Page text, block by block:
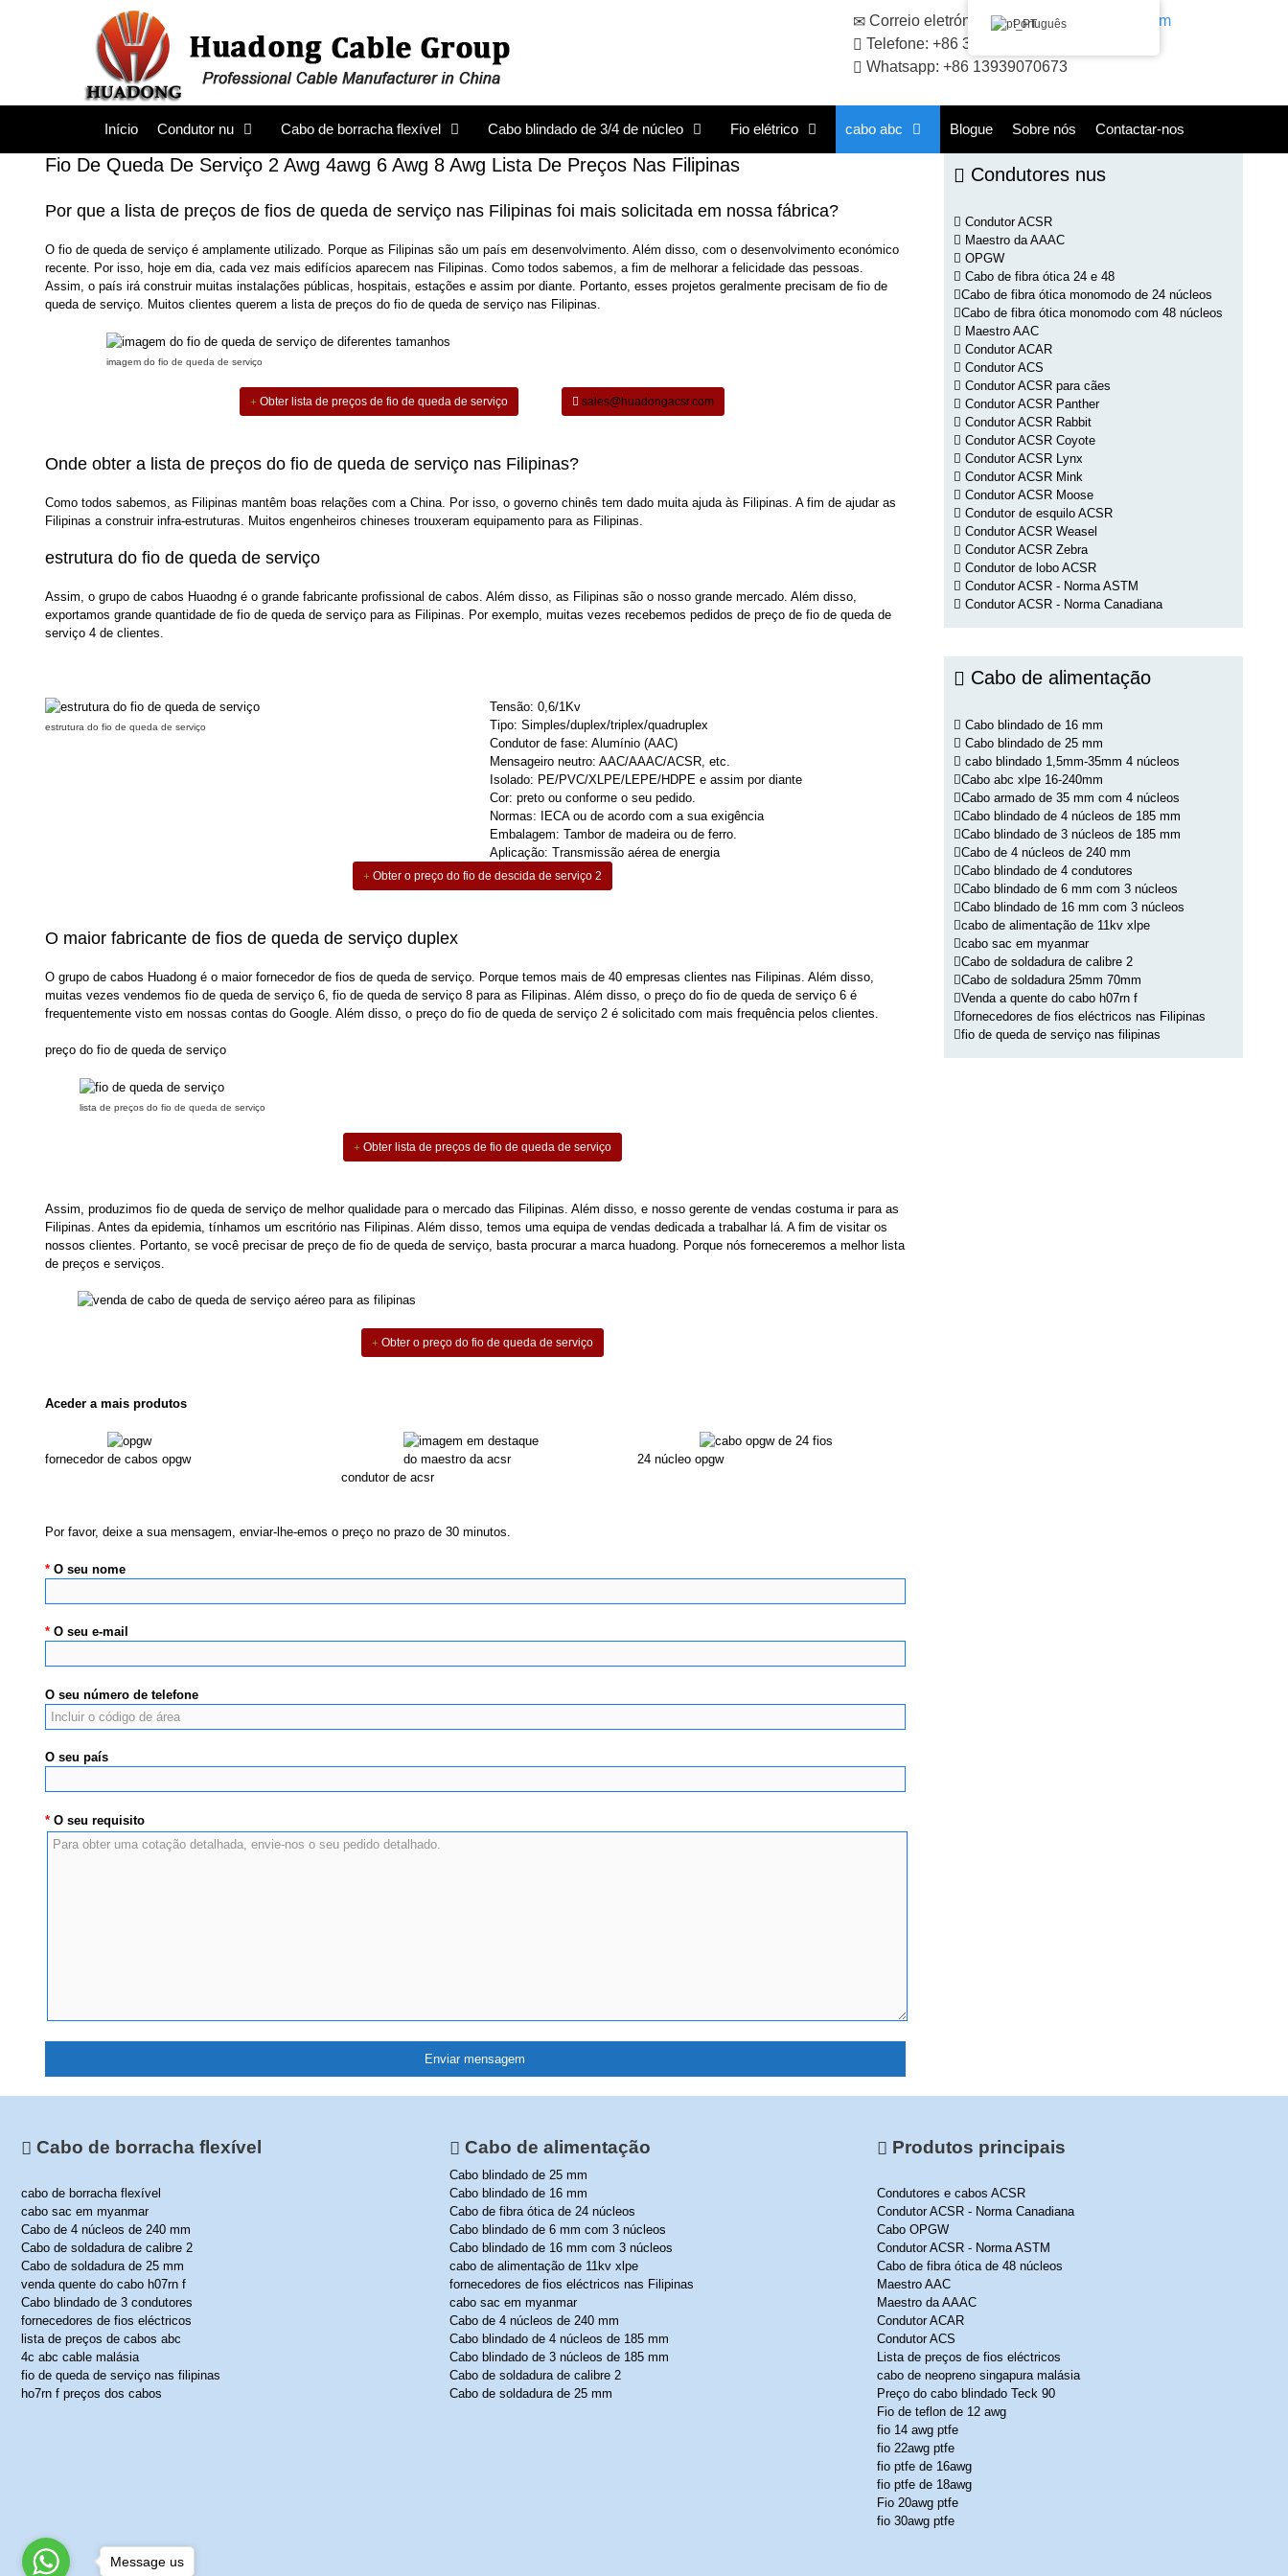
Correio eletrónico:sales@huadongacsr.com
Telefone: +86 371-86230866
Whatsapp: +86 13939070673
Início Condutor nu Cabo de borracha flexível Cabo blindado de 3/4 de núcleo Fio elétrico cabo abc Blogue Sobre nós Contactar-nos
Fio De Queda De Serviço 2 Awg 4awg 6 Awg 8 Awg Lista De Preços Nas Filipinas
Por que a lista de preços de fios de queda de serviço nas Filipinas foi mais solicitada em nossa fábrica?
O fio de queda de serviço é amplamente utilizado. Porque as Filipinas são um país em desenvolvimento. Além disso, com o desenvolvimento económico
recente. Por isso, hoje em dia, cada vez mais edifícios aparecem nas Filipinas. Como todos sabemos, a fim de melhorar a felicidade das pessoas.
Assim, o país irá construir muitas instalações públicas, hospitais, estações e assim por diante. Portanto, esses projetos geralmente precisam de fio de
queda de serviço. Muitos clientes querem a lista de preços do fio de queda de serviço nas Filipinas.
imagem do fio de queda de serviço
Obter lista de preços de fio de queda de serviço sales@huadongacsr.com
Onde obter a lista de preços do fio de queda de serviço nas Filipinas?
Como todos sabemos, as Filipinas mantêm boas relações com a China. Por isso, o governo chinês tem dado muita ajuda às Filipinas. A fim de ajudar as
Filipinas a construir infra-estruturas. Muitos engenheiros chineses trouxeram equipamento para as Filipinas.
estrutura do fio de queda de serviço
Assim, o grupo de cabos Huaodng é o grande fabricante profissional de cabos. Além disso, as Filipinas são o nosso grande mercado. Além disso,
exportamos grande quantidade de fio de queda de serviço para as Filipinas. Por exemplo, muitas vezes recebemos pedidos de preço de fio de queda de
serviço 4 de clientes.
estrutura do fio de queda de serviço
Tensão: 0,6/1Kv
Tipo: Simples/duplex/triplex/quadruplex
Condutor de fase: Alumínio (AAC)
Mensageiro neutro: AAC/AAAC/ACSR, etc.
Isolado: PE/PVC/XLPE/LEPE/HDPE e assim por diante
Cor: preto ou conforme o seu pedido.
Normas: IECA ou de acordo com a sua exigência
Embalagem: Tambor de madeira ou de ferro.
Aplicação: Transmissão aérea de energia
Obter o preço do fio de descida de serviço 2
O maior fabricante de fios de queda de serviço duplex
O grupo de cabos Huadong é o maior fornecedor de fios de queda de serviço. Porque temos mais de 40 empresas clientes nas Filipinas. Além disso,
muitas vezes vendemos fio de queda de serviço 6, fio de queda de serviço 8 para as Filipinas. Além disso, o preço do fio de queda de serviço 6 é
frequentemente visto em nossas contas do Google. Além disso, o preço do fio de queda de serviço 2 é solicitado com mais frequência pelos clientes.
preço do fio de queda de serviço
lista de preços do fio de queda de serviço
Obter lista de preços de fio de queda de serviço
Assim, produzimos fio de queda de serviço de melhor qualidade para o mercado das Filipinas. Além disso, e nosso gerente de vendas costuma ir para as
Filipinas. Antes da epidemia, tínhamos um escritório nas Filipinas. Além disso, temos uma equipa de vendas dedicada a trabalhar lá. A fim de visitar os
nossos clientes. Portanto, se você precisar de preço de fio de queda de serviço, basta procurar a marca huadong. Porque nós forneceremos a melhor lista
de preços e serviços.
Obter o preço do fio de queda de serviço
Aceder a mais produtos
fornecedor de cabos opgw
condutor de acsr
24 núcleo opgw
Por favor, deixe a sua mensagem, enviar-lhe-emos o preço no prazo de 30 minutos.
* O seu nome
* O seu e-mail
O seu número de telefone
O seu país
* O seu requisito
Condutores nus
Condutor ACSR
Maestro da AAAC
OPGW
Cabo de fibra ótica 24 e 48
Cabo de fibra ótica monomodo de 24 núcleos
Cabo de fibra ótica monomodo com 48 núcleos
Maestro AAC
Condutor ACAR
Condutor ACS
Condutor ACSR para cães
Condutor ACSR Panther
Condutor ACSR Rabbit
Condutor ACSR Coyote
Condutor ACSR Lynx
Condutor ACSR Mink
Condutor ACSR Moose
Condutor de esquilo ACSR
Condutor ACSR Weasel
Condutor ACSR Zebra
Condutor de lobo ACSR
Condutor ACSR - Norma ASTM
Condutor ACSR - Norma Canadiana
Cabo de alimentação
Cabo blindado de 16 mm
Cabo blindado de 25 mm
cabo blindado 1,5mm-35mm 4 núcleos
Cabo abc xlpe 16-240mm
Cabo armado de 35 mm com 4 núcleos
Cabo blindado de 4 núcleos de 185 mm
Cabo blindado de 3 núcleos de 185 mm
Cabo de 4 núcleos de 240 mm
Cabo blindado de 4 condutores
Cabo blindado de 6 mm com 3 núcleos
Cabo blindado de 16 mm com 3 núcleos
cabo de alimentação de 11kv xlpe
cabo sac em myanmar
Cabo de soldadura de calibre 2
Cabo de soldadura 25mm 70mm
Venda a quente do cabo h07rn f
fornecedores de fios eléctricos nas Filipinas
fio de queda de serviço nas filipinas
Cabo de borracha flexível
cabo de borracha flexível
cabo sac em myanmar
Cabo de 4 núcleos de 240 mm
Cabo de soldadura de calibre 2
Cabo de soldadura de 25 mm
venda quente do cabo h07rn f
Cabo blindado de 3 condutores
fornecedores de fios eléctricos
lista de preços de cabos abc
4c abc cable malásia
fio de queda de serviço nas filipinas
ho7rn f preços dos cabos
Cabo de alimentação
Cabo blindado de 25 mm
Cabo blindado de 16 mm
Cabo de fibra ótica de 24 núcleos
Cabo blindado de 6 mm com 3 núcleos
Cabo blindado de 16 mm com 3 núcleos
cabo de alimentação de 11kv xlpe
fornecedores de fios eléctricos nas Filipinas
cabo sac em myanmar
Cabo de 4 núcleos de 240 mm
Cabo blindado de 4 núcleos de 185 mm
Cabo blindado de 3 núcleos de 185 mm
Cabo de soldadura de calibre 2
Cabo de soldadura de 25 mm
Produtos principais
Condutores e cabos ACSR
Condutor ACSR - Norma Canadiana
Cabo OPGW
Condutor ACSR - Norma ASTM
Cabo de fibra ótica de 48 núcleos
Maestro AAC
Maestro da AAAC
Condutor ACAR
Condutor ACS
Lista de preços de fios eléctricos
cabo de neopreno singapura malásia
Preço do cabo blindado Teck 90
Fio de teflon de 12 awg
fio 14 awg ptfe
fio 22awg ptfe
fio ptfe de 16awg
fio ptfe de 18awg
Fio 20awg ptfe
fio 30awg ptfe
Português
Message us